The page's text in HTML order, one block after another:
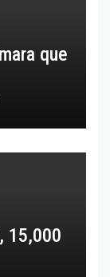
que
15,000